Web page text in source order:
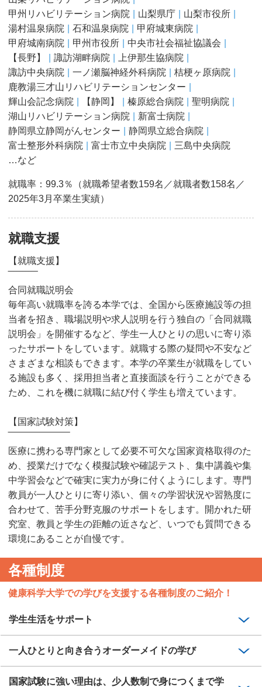
甲州リハビリテーション病院
山梨県庁
山梨市役所
湯村温泉病院
石和温泉病院
甲府城東病院
甲府城南病院
甲州市役所
中央市社会福祉協議会
【長野】
諏訪湖畔病院
上伊那生協病院
諏訪中央病院
一ノ瀬脳神経外科病院
桔梗ヶ原病院
鹿教湯三才山リハビリテーションセンター
輝山会記念病院
【静岡】 榛原総合病院
聖明病院
湖山リハビリテーション病院
新富士病院
静岡県立静岡がんセンター
静岡県立総合病院
富士整形外科病院
富士市立中央病院
三島中央病院
…など
就職率：99.3％（就職希望者数159名／就職者数158名／
2025年3月卒業生実績）
就職支援
【就職支援】
合同就職説明会
毎年高い就職率を誇る本学では、全国から医療施設等の担
当者を招き、職場説明や求人説明を行う独自の「合同就職
説明会」を開催するなど、学生一人ひとりの思いに寄り添
ったサポートをしています。就職する際の疑問や不安など
さまざまな相談もできます。本学の卒業生が就職をしてい
る施設も多く、採用担当者と直接面談を行うことができる
ため、これを機に就職に結び付く学生も増えています。
【国家試験対策】
医療に携わる専門家として必要不可欠な国家資格取得のた
め、授業だけでなく模擬試験や確認テスト、集中講義や集
中学習会などで確実に実力が身に付くようにします。専門
教員が一人ひとりに寄り添い、個々の学習状況や習熟度に
合わせて、苦手分野克服のサポートをします。開かれた研
究室、教員と学生の距離の近さなど、いつでも質問できる
環境にあることが自慢です。
各種制度
健康科学大学での学びを支援する各種制度のご紹介！
学生生活をサポート
一人ひとりと向き合うオーダーメイドの学び
国家試験に強い理由は、少人数制で身につくまで学